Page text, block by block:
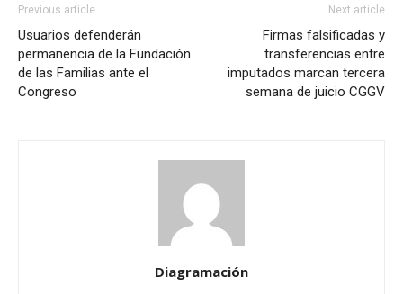
Previous article
Usuarios defenderán
permanencia de la Fundación
de las Familias ante el
Congreso
Next article
Firmas falsificadas y
transferencias entre
imputados marcan tercera
semana de juicio CGGV
Diagramación